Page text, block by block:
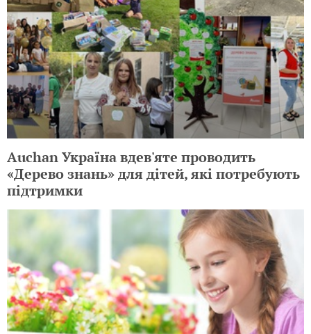
Auchan Україна вдев'яте проводить
«Дерево знань» для дітей, які потребують
підтримки